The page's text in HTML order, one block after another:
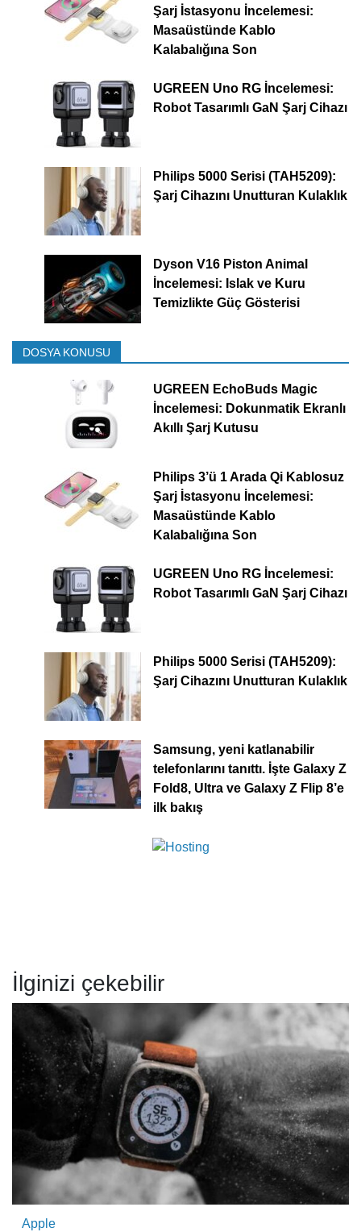
Şarj İstasyonu İncelemesi:
Masaüstünde Kablo
Kalabalığına Son
UGREEN Uno RG İncelemesi:
Robot Tasarımlı GaN Şarj Cihazı
Philips 5000 Serisi (TAH5209):
Şarj Cihazını Unutturan Kulaklık
Dyson V16 Piston Animal
İncelemesi: Islak ve Kuru
Temizlikte Güç Gösterisi
DOSYA KONUSU
UGREEN EchoBuds Magic
İncelemesi: Dokunmatik Ekranlı
Akıllı Şarj Kutusu
Philips 3’ü 1 Arada Qi Kablosuz
Şarj İstasyonu İncelemesi:
Masaüstünde Kablo
Kalabalığına Son
UGREEN Uno RG İncelemesi:
Robot Tasarımlı GaN Şarj Cihazı
Philips 5000 Serisi (TAH5209):
Şarj Cihazını Unutturan Kulaklık
Samsung, yeni katlanabilir
telefonlarını tanıttı. İşte Galaxy Z
Fold8, Ultra ve Galaxy Z Flip 8’e
ilk bakış
İlginizi çekebilir
Apple